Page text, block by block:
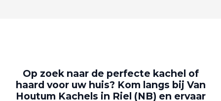
Op zoek naar de perfecte kachel of
haard voor uw huis? Kom langs bij Van
Houtum Kachels in Riel (NB) en ervaar